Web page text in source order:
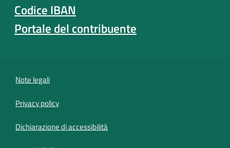
Codice IBAN
Portale del contribuente
Note legali
Privacy policy
Dichiarazione di accessibilità